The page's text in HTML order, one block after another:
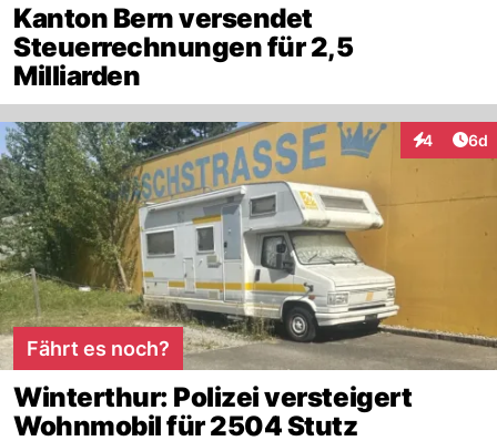
Kanton Bern versendet
Steuerrechnungen für 2,5
Milliarden
4 6d
Fährt es noch?
Winterthur: Polizei versteigert
Wohnmobil für 2504 Stutz